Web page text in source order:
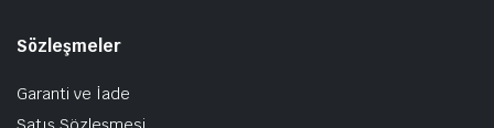
Sözleşmeler
Garanti ve İade